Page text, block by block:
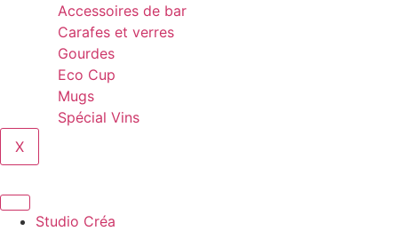
Accessoires de bar
Carafes et verres
Gourdes
Eco Cup
Mugs
Spécial Vins
X
Studio Créa